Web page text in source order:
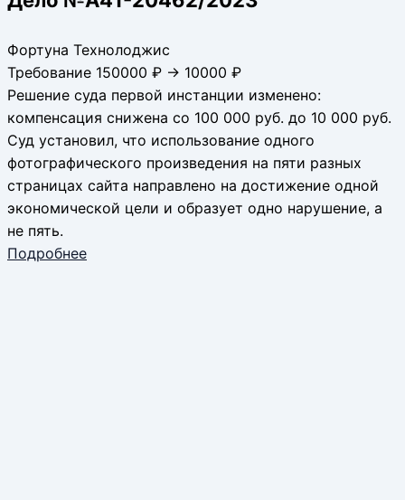
Фортуна Технолоджис
Требование 150000 ₽ → 10000 ₽
Решение суда первой инстанции изменено:
компенсация снижена со 100 000 руб. до 10 000 руб.
Суд установил, что использование одного
фотографического произведения на пяти разных
страницах сайта направлено на достижение одной
экономической цели и образует одно нарушение, а
не пять.
Подробнее